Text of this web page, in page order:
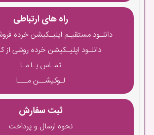
راه های ارتباطی
دانلـود مستقیـم اپلیـکیشن خرده
دانلـود اپلیـکیشن خرده روشی از
تمـاس بـا مـا
لـوکیشــن مـــا
ثبت سفارش
نحوه ارسال و پرداخت